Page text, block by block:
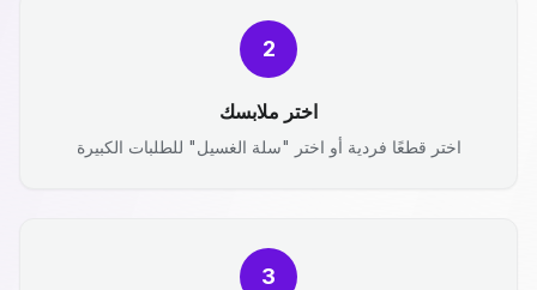
2
اختر ملابسك
اختر قطعًا فردية أو اختر "سلة الغسيل" للطلبات الكبيرة
3